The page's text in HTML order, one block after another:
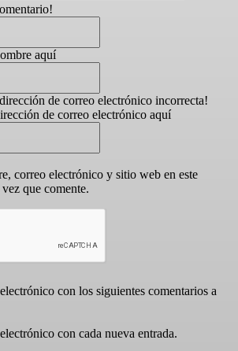
aquí
de correo electrónico incorrecta!
de correo electrónico aquí
correo electrónico y sitio web en este
que comente.
con los siguientes comentarios a
con cada nueva entrada.